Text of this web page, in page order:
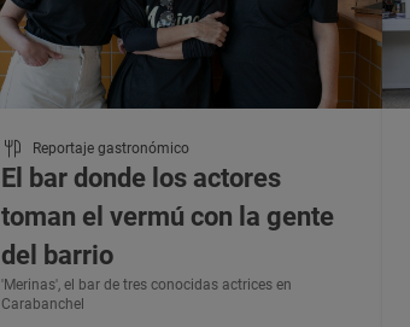
Reportaje gastronómico
El bar donde los actores
toman el vermú con la gente
del barrio
'Merinas', el bar de tres conocidas actrices en
Carabanchel